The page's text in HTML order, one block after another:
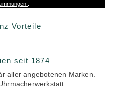
Vorteile
seit 1874
aller angebotenen Marken.